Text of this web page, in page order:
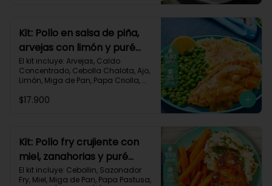
Proteínas 57g
*Acumulas Practi-Puntos
Kit: Pollo en salsa de piña,
arvejas con limón y puré
rústico-54
El kit incluye: Arvejas, Caldo
Concentrado, Cebolla Chalota, Ajo,
Limón, Miga de Pan, Papa Criolla,
Impresa.
$17.900
Kit: Pollo fry crujiente con
miel, zanahorias y puré
sour-40
El kit incluye: Cebollin, Sazonador
Fry, Miel, Miga de Pan, Papa Pastusa,